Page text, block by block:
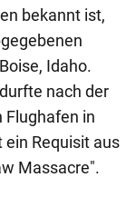
bekannt ist,
Idaho.
nach der
Flughafen in
ein Requisit aus
Massacre".